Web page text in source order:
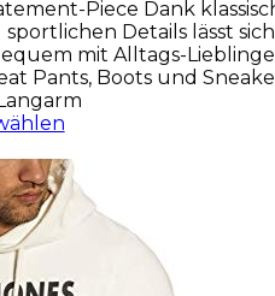
Piece Dank
Details lässt
mit Alltags-
Pants, Boots und